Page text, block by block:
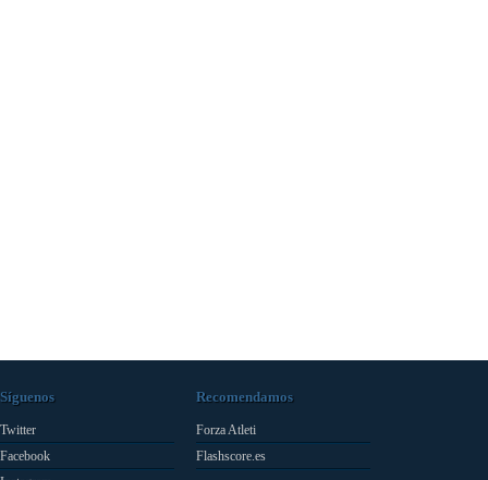
Síguenos
Twitter
Facebook
Recomendamos
Forza Atleti
Flashscore.es